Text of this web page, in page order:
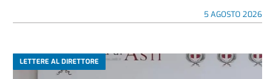
5 AGOSTO 2026
LETTERE AL DIRETTORE